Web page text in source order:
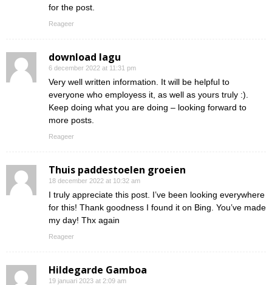
for the post.
Reageer
download lagu
6 december 2022 at 11:31 pm
Very well written information. It will be helpful to
everyone who employess it, as well as yours truly :).
Keep doing what you are doing – looking forward to
more posts.
Reageer
Thuis paddestoelen groeien
18 december 2022 at 10:32 am
I truly appreciate this post. I’ve been looking everywhere
for this! Thank goodness I found it on Bing. You’ve made
my day! Thx again
Reageer
Hildegarde Gamboa
19 januari 2023 at 2:09 am